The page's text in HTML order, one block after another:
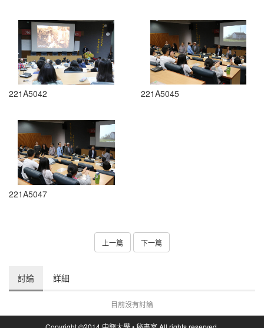
221A5042 221A5045
221A5047
上一篇 下一篇
討論 詳細
目前沒有討論